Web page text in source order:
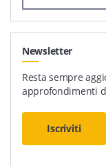
Newsletter
Resta sempre
approfondimenti
Iscriviti